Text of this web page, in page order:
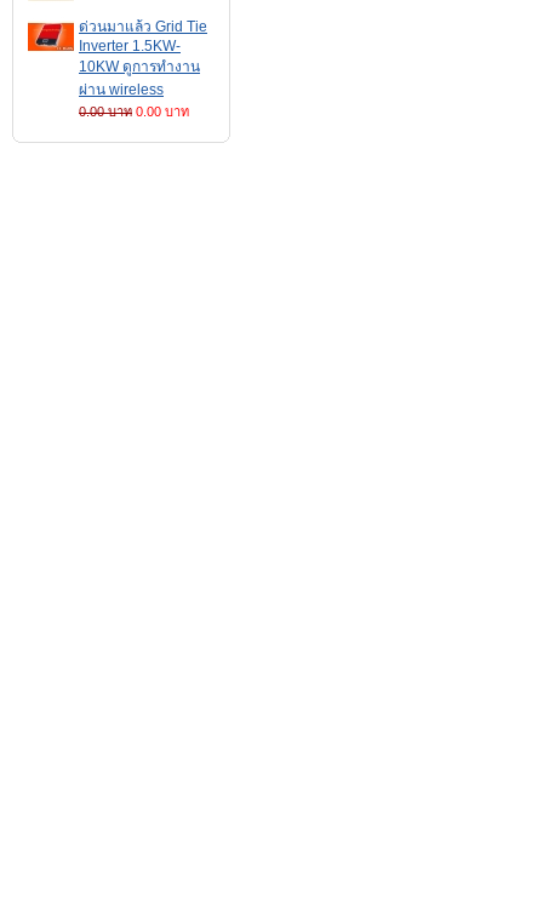
ด่วนมาแล้ว Grid Tie
Inverter 1.5KW-
10KW ดูการทำงาน
ผ่าน wireless
0.00 บาท 0.00 บาท